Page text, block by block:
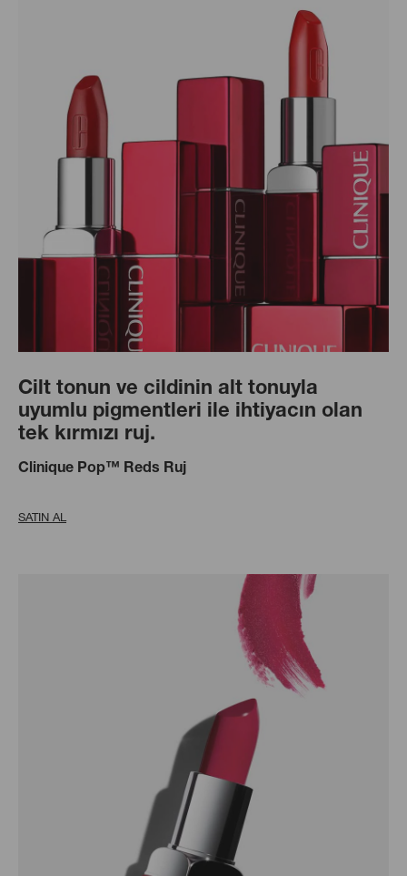
Cilt tonun ve cildinin alt tonuyla
uyumlu pigmentleri ile ihtiyacın olan
tek kırmızı ruj.
Clinique Pop™ Reds Ruj
SATIN AL